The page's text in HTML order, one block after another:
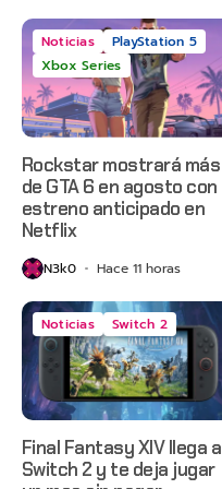
Noticias
PlayStation 5
Xbox Series
Rockstar mostrará más
de GTA 6 en agosto con
estreno anticipado en
Netflix
N3k0 Hace 11 horas
Noticias Switch 2
Final Fantasy XIV llega a
Switch 2 y te deja jugar